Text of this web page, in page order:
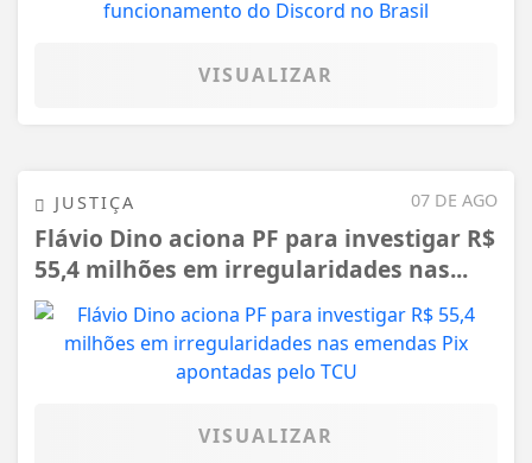
VISUALIZAR
07 DE AGO
JUSTIÇA
Flávio Dino aciona PF para investigar R$
55,4 milhões em irregularidades nas...
VISUALIZAR